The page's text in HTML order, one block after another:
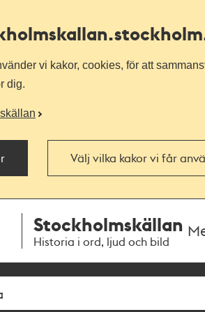
vi kakor, cookies, för att
dig.
Välj vilka kakor vi får
Stockholmskällan
Historia i ord, ljud och bild